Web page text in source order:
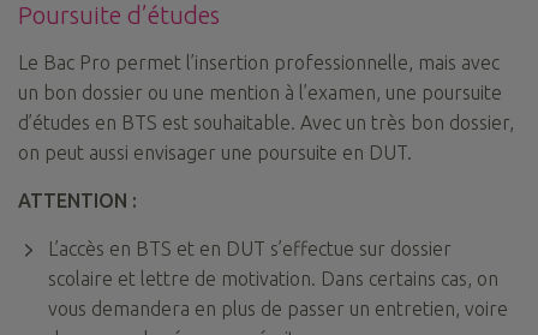
Poursuite d’études
Le Bac Pro permet l’insertion professionnelle, mais avec
un bon dossier ou une mention à l’examen, une poursuite
d’études en BTS est souhaitable. Avec un très bon dossier,
on peut aussi envisager une poursuite en DUT.
ATTENTION :
L’accès en BTS et en DUT s’effectue sur dossier
scolaire et lettre de motivation. Dans certains cas, on
vous demandera en plus de passer un entretien, voire